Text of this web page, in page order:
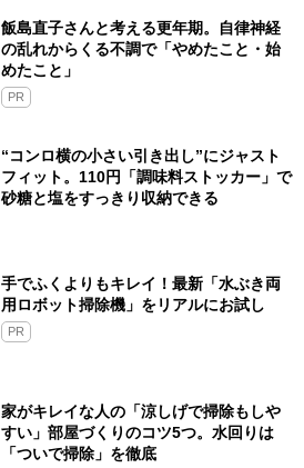
飯島直子さんと考える更年期。自律神経
の乱れからくる不調で「やめたこと・始
めたこと」
PR
“コンロ横の小さい引き出し”にジャスト
フィット。110円「調味料ストッカー」で
砂糖と塩をすっきり収納できる
手でふくよりもキレイ！最新「水ぶき両
用ロボット掃除機」をリアルにお試し
PR
家がキレイな人の「涼しげで掃除もしや
すい」部屋づくりのコツ5つ。水回りは
「ついで掃除」を徹底